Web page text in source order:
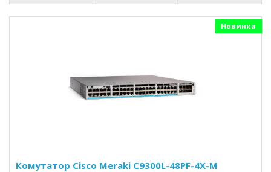
Новинка
Комутатор Cisco Meraki C9300L-48PF-4X-M